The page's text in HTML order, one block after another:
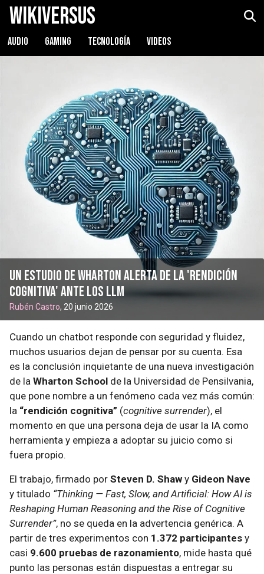
WikiVersus
AUDIO GAMING TECNOLOGÍA VIDEOS
Un estudio de Wharton alerta de la 'rendición
cognitiva' ante los LLM
Rubén Castro, 20 junio 2026
Cuando un chatbot responde con seguridad y fluidez,
muchos usuarios dejan de pensar por su cuenta. Esa
es la conclusión inquietante de una nueva investigación
de la Wharton School de la Universidad de Pensilvania,
que pone nombre a un fenómeno cada vez más común:
la “rendición cognitiva” (cognitive surrender), el
momento en que una persona deja de usar la IA como
herramienta y empieza a adoptar su juicio como si
fuera propio.
El trabajo, firmado por Steven D. Shaw y Gideon Nave
y titulado “Thinking — Fast, Slow, and Artificial: How AI is
Reshaping Human Reasoning and the Rise of Cognitive
Surrender”, no se queda en la advertencia genérica. A
partir de tres experimentos con 1.372 participantes y
casi 9.600 pruebas de razonamiento, mide hasta qué
punto las personas están dispuestas a entregar su